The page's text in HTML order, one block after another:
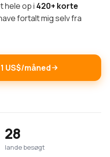
hele op i 420+ korte
fortalt mig selv fra
US$/måned
28
lande besøgt